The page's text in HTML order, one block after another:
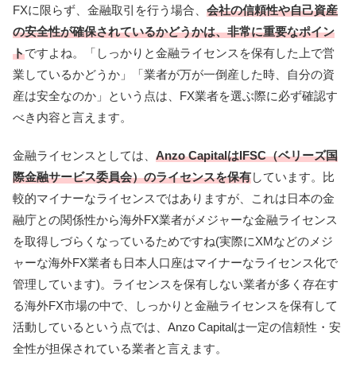
FXに限らず、金融取引を行う場合、 会社の信頼性や自己資産
の安全性が確保されているかどうかは、非常に重要なポイン
トですよね。「しっかりと金融ライセンスを保有した上で営
業しているかどうか」「業者が万が一倒産した時、自分の資
産は安全なのか」という点は、FX業者を選ぶ際に必ず確認す
べき内容と言えます。
金融ライセンスとしては、 Anzo CapitalはIFSC（ベリーズ国
際金融サービス委員会）のライセンスを保有しています。比
較的マイナーなライセンスではありますが、これは日本の金
融庁との関係性から海外FX業者がメジャーな金融ライセンス
を取得しづらくなっているためですね(実際にXMなどのメジ
ャーな海外FX業者も日本人口座はマイナーなライセンス化で
管理しています)。 ライセンスを保有しない業者が多く存在す
る海外FX市場の中で、しっかりと金融ライセンスを保有して
活動しているという点では、Anzo Capitalは一定の信頼性・安
全性が担保されている業者と言えます。